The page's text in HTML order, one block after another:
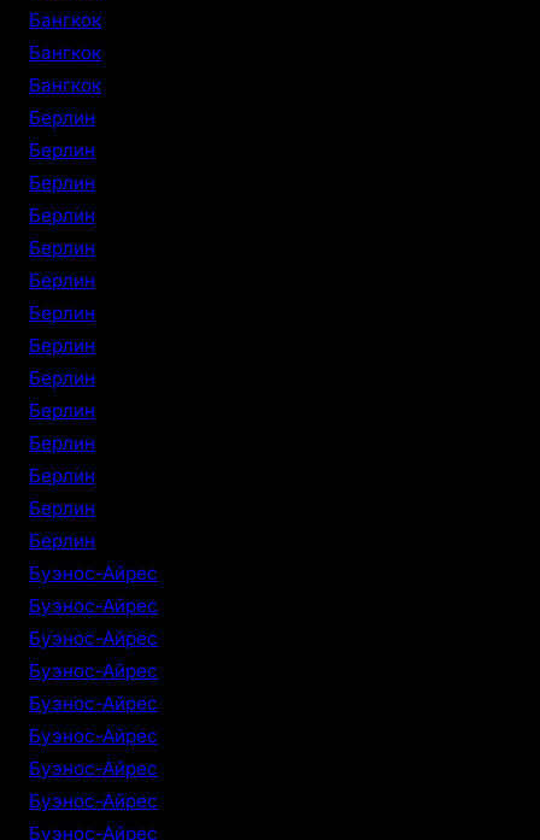
Бангкок
Бангкок
Бангкок
Берлин
Берлин
Берлин
Берлин
Берлин
Берлин
Берлин
Берлин
Берлин
Берлин
Берлин
Берлин
Берлин
Берлин
Буэнос-Айрес
Буэнос-Айрес
Буэнос-Айрес
Буэнос-Айрес
Буэнос-Айрес
Буэнос-Айрес
Буэнос-Айрес
Буэнос-Айрес
Буэнос-Айрес